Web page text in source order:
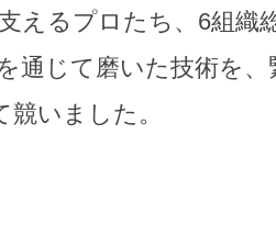
えるプロたち、6組織
通じて磨いた技術を
いました。